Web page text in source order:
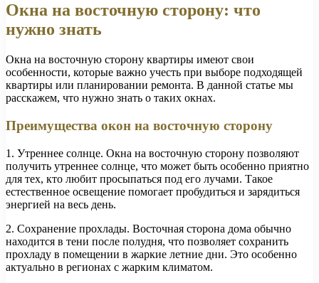
Окна на восточную сторону: что
нужно знать
Окна на восточную сторону квартиры имеют свои
особенности, которые важно учесть при выборе подходящей
квартиры или планировании ремонта. В данной статье мы
расскажем, что нужно знать о таких окнах.
Преимущества окон на восточную сторону
1. Утреннее солнце. Окна на восточную сторону позволяют
получить утреннее солнце, что может быть особенно приятно
для тех, кто любит просыпаться под его лучами. Такое
естественное освещение помогает пробудиться и зарядиться
энергией на весь день.
2. Сохранение прохлады. Восточная сторона дома обычно
находится в тени после полудня, что позволяет сохранить
прохладу в помещении в жаркие летние дни. Это особенно
актуально в регионах с жарким климатом.